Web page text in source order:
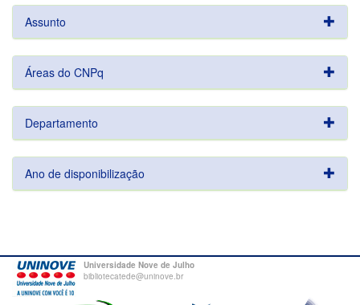
Assunto
Áreas do CNPq
Departamento
Ano de disponibilização
Universidade Nove de Julho
bibliotecatede@uninove.br